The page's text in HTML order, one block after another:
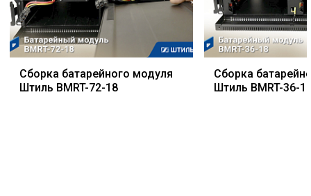
Сборка батарейного модуля
Штиль BMRT-72-18
Сборка
Штиль BMRT-36-